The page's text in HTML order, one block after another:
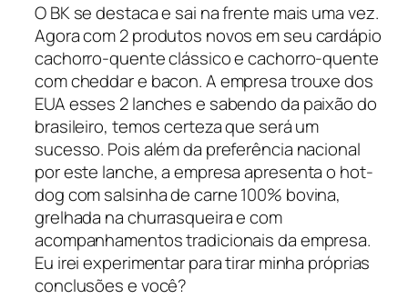
O BK se destaca e sai na frente mais uma vez.
Agora com 2 produtos novos em seu cardápio
cachorro-quente clássico e cachorro-quente
com cheddar e bacon. A empresa trouxe dos
EUA esses 2 lanches e sabendo da paixão do
brasileiro, temos certeza que será um
sucesso. Pois além da preferência nacional
por este lanche, a empresa apresenta o hot-
dog com salsinha de carne 100% bovina,
grelhada na churrasqueira e com
acompanhamentos tradicionais da empresa.
Eu irei experimentar para tirar minha próprias
conclusões e você?